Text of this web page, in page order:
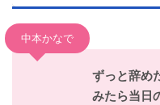
中本かなで
ずっと辞め
みたら当日